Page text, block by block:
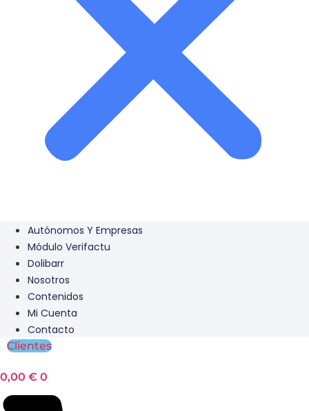
Autónomos Y Empresas
Módulo Verifactu
Dolibarr
Nosotros
Contenidos
Mi Cuenta
Contacto
Clientes
0,00 € 0